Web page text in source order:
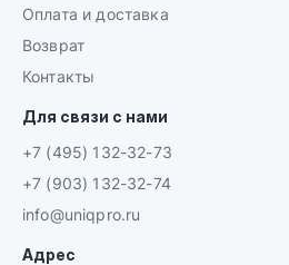
Оплата и доставка
Возврат
Контакты
Для связи с нами
+7 (495) 132-32-73
+7 (903) 132-32-74
info@uniqpro.ru
Адрес